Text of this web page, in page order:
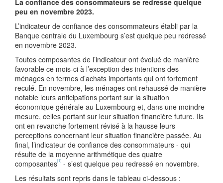
La confiance des consommateurs se redresse quelque
peu en novembre 2023.
L’indicateur de confiance des consommateurs établi par la
Banque centrale du Luxembourg s’est quelque peu redressé
en novembre 2023.
Toutes composantes de l’indicateur ont évolué de manière
favorable ce mois-ci à l’exception des intentions des
ménages en termes d’achats importants qui ont fortement
reculé. En novembre, les ménages ont rehaussé de manière
notable leurs anticipations portant sur la situation
économique générale au Luxembourg et, dans une moindre
mesure, celles portant sur leur situation financière future. Ils
ont en revanche fortement révisé à la hausse leurs
perceptions concernant leur situation financière passée. Au
final, l’indicateur de confiance des consommateurs - qui
résulte de la moyenne arithmétique des quatre
composantes[1] - s’est quelque peu redressé en novembre.
Les résultats sont repris dans le tableau ci-dessous :